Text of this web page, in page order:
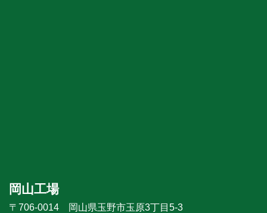
岡山工場
〒706-0014 岡山県玉野市玉原3丁目5-3